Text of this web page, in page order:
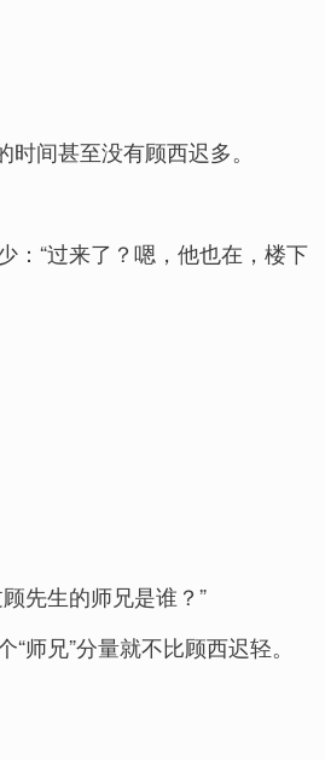
间甚至没有顾西迟多。
：“过来了？嗯，他也在，楼下
先生的师兄是谁？”
兄”分量就不比顾西迟轻。